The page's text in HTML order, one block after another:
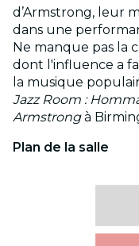
d’Armstrong, leur
dans une
Ne manque pas la
dont l'influence a
la musique
Jazz Room :
Armstrongà
Plan de la salle